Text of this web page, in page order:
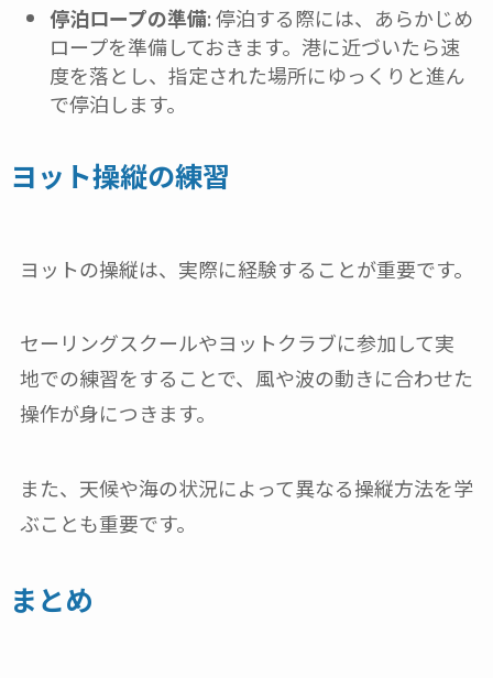
停泊ロープの準備: 停泊する際には、あらかじめ
ロープを準備しておきます。港に近づいたら速
度を落とし、指定された場所にゆっくりと進ん
で停泊します。
ヨット操縦の練習
ヨットの操縦は、実際に経験することが重要です。
セーリングスクールやヨットクラブに参加して実
地での練習をすることで、風や波の動きに合わせた
操作が身につきます。
また、天候や海の状況によって異なる操縦方法を学
ぶことも重要です。
まとめ